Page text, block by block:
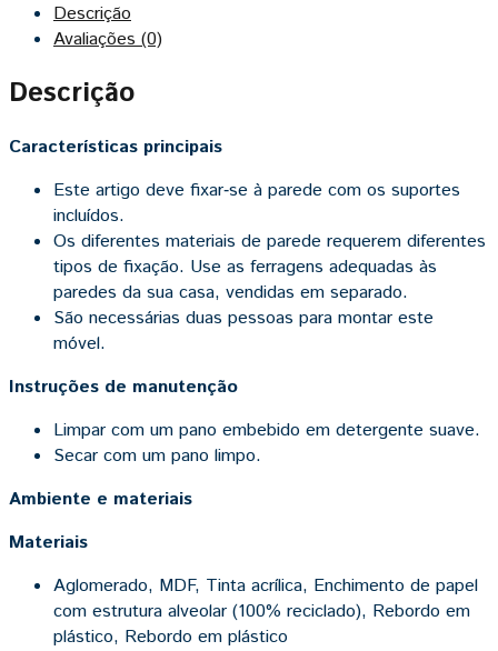
Descrição
Avaliações (0)
Descrição
Características principais
Este artigo deve fixar‑se à parede com os suportes
incluídos.
Os diferentes materiais de parede requerem diferentes
tipos de fixação. Use as ferragens adequadas às
paredes da sua casa, vendidas em separado.
São necessárias duas pessoas para montar este
móvel.
Instruções de manutenção
Limpar com um pano embebido em detergente suave.
Secar com um pano limpo.
Ambiente e materiais
Materiais
Aglomerado, MDF, Tinta acrílica, Enchimento de papel
com estrutura alveolar (100% reciclado), Rebordo em
plástico, Rebordo em plástico